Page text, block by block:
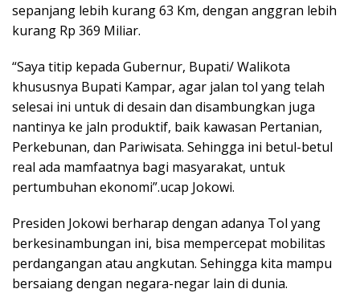
sepanjang lebih kurang 63 Km, dengan anggran lebih
kurang Rp 369 Miliar.
“Saya titip kepada Gubernur, Bupati/ Walikota
khususnya Bupati Kampar, agar jalan tol yang telah
selesai ini untuk di desain dan disambungkan juga
nantinya ke jaln produktif, baik kawasan Pertanian,
Perkebunan, dan Pariwisata. Sehingga ini betul-betul
real ada mamfaatnya bagi masyarakat, untuk
pertumbuhan ekonomi”.ucap Jokowi.
Presiden Jokowi berharap dengan adanya Tol yang
berkesinambungan ini, bisa mempercepat mobilitas
perdangangan atau angkutan. Sehingga kita mampu
bersaiang dengan negara-negar lain di dunia.